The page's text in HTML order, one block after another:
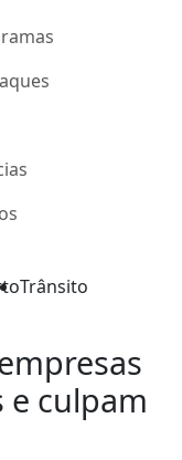
Trânsito
e culpam